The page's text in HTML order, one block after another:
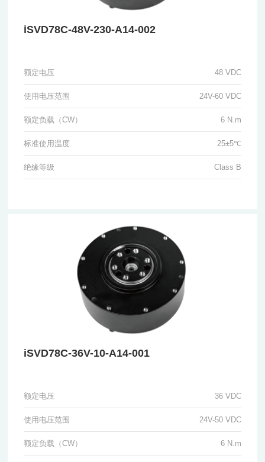
iSVD78C-48V-230-A14-002
额定电压 48 VDC
使用电压范围 24V-60 VDC
额定负载（CW） 6 N.m
标准使用温度 25±5℃
绝缘等级 Class B
iSVD78C-36V-10-A14-001
额定电压 36 VDC
使用电压范围 24V-50 VDC
额定负载（CW） 6 N.m